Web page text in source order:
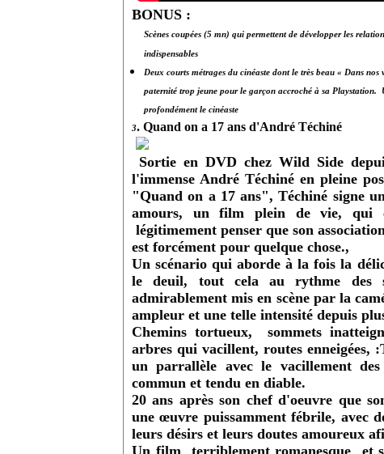
BONUS :
Scènes coupées (5 mn) qui permettent de développer les
indispensables
Deux courts métrages du cinéaste dont le très beau « Dans nos
paternité trop jeune pour le garçon accroché à sa Playstation.
profondément le cinéaste
3. Quand on a 17 ans d'André Téchiné
Sortie en DVD chez Wild Side
l'immense André Téchiné en pleine
"Quand on a 17 ans", Téchiné signe
amours, un film plein de vie, qui
légitimement penser que son
est forcément pour quelque chose.,
Un scénario qui aborde à la fois la
le deuil, tout cela au rythme des
admirablement mis en scène par la
ampleur et une telle intensité depuis
Chemins tortueux, sommets
arbres qui vacillent, routes enneigées,
un parrallèle avec le vacillement
commun et tendu en diable.
20 ans après son chef d'oeuvre que
une œuvre puissammentfébrile, avec
leurs désirs et leurs doutes amoureux
Un film terriblement romanesque et